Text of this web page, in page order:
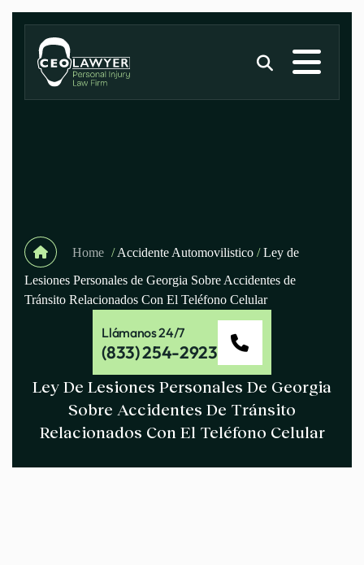
Home / Accidente Automovilistico / Ley de
Lesiones Personales de Georgia Sobre Accidentes de
Tránsito Relacionados Con El Teléfono Celular
Llámanos 24/7
(833) 254-2923
Ley De Lesiones Personales De Georgia
Sobre Accidentes De Tránsito
Relacionados Con El Teléfono Celular